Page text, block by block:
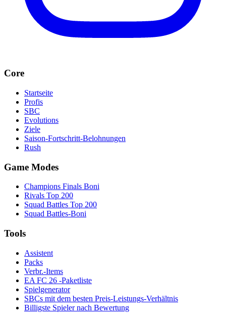
Core
Startseite
Profis
SBC
Evolutions
Ziele
Saison-Fortschritt-Belohnungen
Rush
Game Modes
Champions Finals Boni
Rivals Top 200
Squad Battles Top 200
Squad Battles-Boni
Tools
Assistent
Packs
Verbr.-Items
EA FC 26 -Paketliste
Spielgenerator
SBCs mit dem besten Preis-Leistungs-Verhältnis
Billigste Spieler nach Bewertung